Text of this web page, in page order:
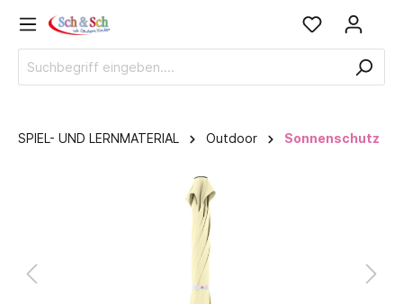
SPIEL- UND LERNMATERIAL Outdoor Sonnenschutz